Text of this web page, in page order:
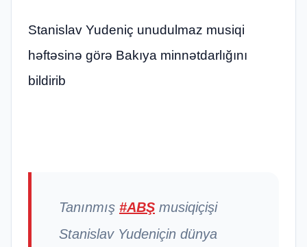
Stanislav Yudeniç unudulmaz musiqi
həftəsinə görə Bakıya minnətdarlığını
bildirib
Tanınmış #ABŞ musiqiçişi
Stanislav Yudeniçin dünya